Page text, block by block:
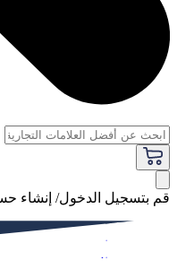
قم بتسجيل الدخول/ إنشاء
فاخر
النساء
الرجال